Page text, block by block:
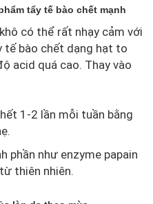
tẩy tế bào chết mạnh
có thể rất nhạy cảm với
tế bào chết dạng hạt to
acid quá cao. Thay vào
1-2 lần mỗi tuần bằng
phần như enzyme papain
thiên nhiên.